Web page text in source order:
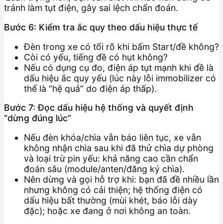
tránh làm tụt điện, gây sai lệch chẩn đoán.
Bước 6: Kiểm tra ắc quy theo dấu hiệu thực tế
Đèn trong xe có tối rõ khi bấm Start/đề không?
Còi có yếu, tiếng đề có hụt không?
Nếu có dụng cụ đo, điện áp tụt mạnh khi đề là
dấu hiệu ắc quy yếu (lúc này lỗi immobilizer có
thể là “hệ quả” do điện áp thấp).
Bước 7: Đọc dấu hiệu hệ thống và quyết định
“dừng đúng lúc”
Nếu đèn khóa/chìa vẫn báo liên tục, xe vẫn
không nhận chìa sau khi đã thử chìa dự phòng
và loại trừ pin yếu: khả năng cao cần chẩn
đoán sâu (module/anten/đăng ký chìa).
Nên dừng và gọi hỗ trợ khi: bạn đã đề nhiều lần
nhưng không có cải thiện; hệ thống điện có
dấu hiệu bất thường (mùi khét, báo lỗi dày
đặc); hoặc xe đang ở nơi không an toàn.